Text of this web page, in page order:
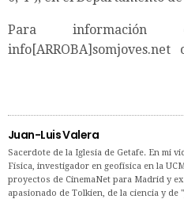
Para
info[ARROBA]somjoves.net
Juan-Luis Valera
Sacerdote de la Iglesia de Getafe. En mi
Física, investigador en geofísica en la
proyectos de CinemaNet para Madrid y
apasionado de Tolkien, de la ciencia y de